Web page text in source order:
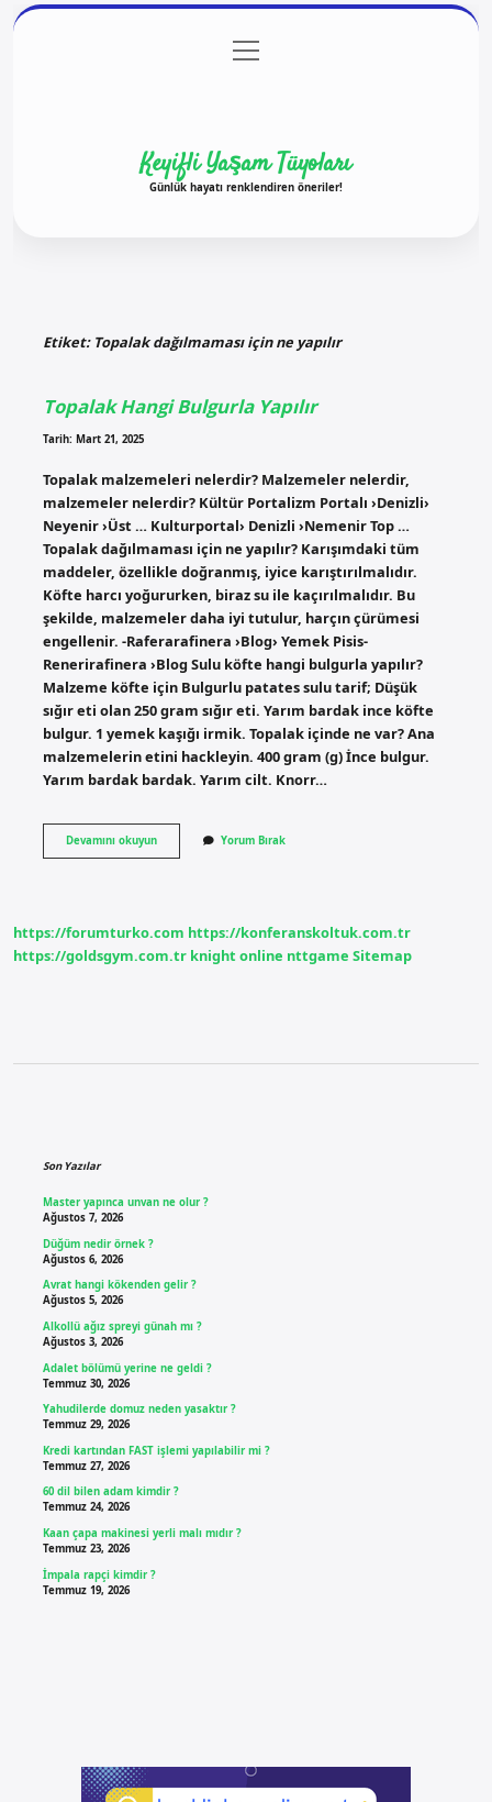
Gizlilik Politikası
menüyü
aç
Keyifli Yaşam Tüyoları
Günlük hayatı renklendiren öneriler!
Etiket: Topalak dağılmaması için ne yapılır
Topalak Hangi Bulgurla Yapılır
Tarih: Mart 21, 2025
Topalak malzemeleri nelerdir? Malzemeler nelerdir,
malzemeler nelerdir? Kültür Portalizm Portalı ›Denizli›
Neyenir ›Üst … Kulturportal› Denizli ›Nemenir Top …
Topalak dağılmaması için ne yapılır? Karışımdaki tüm
maddeler, özellikle doğranmış, iyice karıştırılmalıdır.
Köfte harcı yoğururken, biraz su ile kaçırılmalıdır. Bu
şekilde, malzemeler daha iyi tutulur, harçın çürümesi
engellenir. -Raferarafinera ›Blog› Yemek Pisis-
Renerirafinera ›Blog Sulu köfte hangi bulgurla yapılır?
Malzeme köfte için Bulgurlu patates sulu tarif; Düşük
sığır eti olan 250 gram sığır eti. Yarım bardak ince köfte
bulgur. 1 yemek kaşığı irmik. Topalak içinde ne var? Ana
malzemelerin etini hackleyin. 400 gram (g) İnce bulgur.
Yarım bardak bardak. Yarım cilt. Knorr…
Devamını okuyunTopalak
Hangi
Yorum Bırak
https://forumturko.com https://konferanskoltuk.com.tr
https://goldsgym.com.tr knight online nttgame Sitemap
Son Yazılar
Master yapınca unvan ne olur ?
Ağustos 7, 2026
Düğüm nedir örnek ?
Ağustos 6, 2026
Avrat hangi kökenden gelir ?
Ağustos 5, 2026
Alkollü ağız spreyi günah mı ?
Ağustos 3, 2026
Adalet bölümü yerine ne geldi ?
Temmuz 30, 2026
Yahudilerde domuz neden yasaktır ?
Temmuz 29, 2026
Kredi kartından FAST işlemi yapılabilir mi ?
Temmuz 27, 2026
60 dil bilen adam kimdir ?
Temmuz 24, 2026
Kaan çapa makinesi yerli malı mıdır ?
Temmuz 23, 2026
İmpala rapçi kimdir ?
Temmuz 19, 2026